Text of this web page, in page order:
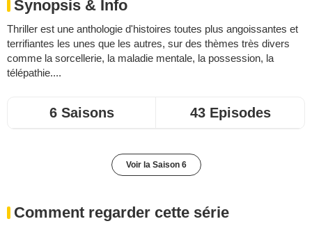
Synopsis & Info
Thriller est une anthologie d'histoires toutes plus angoissantes et
terrifiantes les unes que les autres, sur des thèmes très divers
comme la sorcellerie, la maladie mentale, la possession, la
télépathie....
6 Saisons 43 Episodes
Voir la Saison 6
Comment regarder cette série